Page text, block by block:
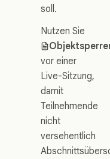
soll.
Nutzen Sie
vor einer
Live-Sitzung,
damit
Teilnehmende
nicht
versehentlich